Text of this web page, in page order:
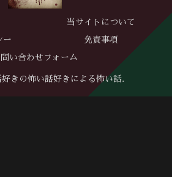
当サイトについて
ー 免責事項
い合わせフォーム
きの怖い話好きによる怖い話.